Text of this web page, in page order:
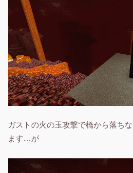
ガストの火の玉攻撃で橋から落ち
ます…が